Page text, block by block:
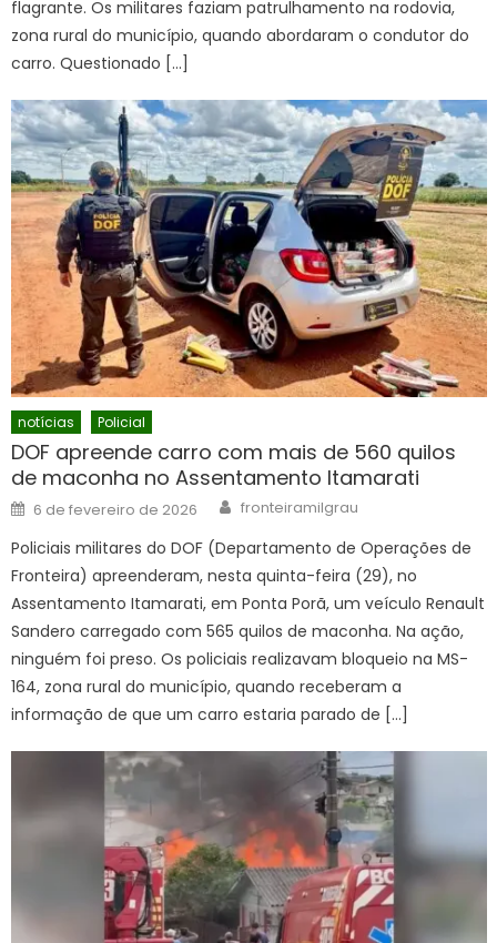
flagrante. Os militares faziam patrulhamento na rodovia,
zona rural do município, quando abordaram o condutor do
carro. Questionado […]
notícias Policial
DOF apreende carro com mais de 560 quilos
de maconha no Assentamento Itamarati
Posted
on
6 de fevereiro de 2026 Author
fronteiramilgrau
Policiais militares do DOF (Departamento de Operações de
Fronteira) apreenderam, nesta quinta-feira (29), no
Assentamento Itamarati, em Ponta Porã, um veículo Renault
Sandero carregado com 565 quilos de maconha. Na ação,
ninguém foi preso. Os policiais realizavam bloqueio na MS-
164, zona rural do município, quando receberam a
informação de que um carro estaria parado de […]